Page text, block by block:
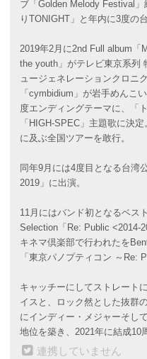
ブ「Golden Melody Festival
りTONIGHT」と年内に3度の
2019年2月に2nd Full album「
the youth」がテレビ東京系列
ュージェネレーションクロニ
「cymbidium」が岩手めんこ
度エンディングテーマに、「
「HIGH-SPEC」主題歌に決
に及ぶ全国ツアーを敢行。
同年9月には4度目となる台湾
2019」に出演。
11月にはバンド初となるベス
Selection「Re: Public <2014-
キネマ倶楽部で行われたを
「東京パノプティコン ～Re:
キャッチーにしてストレート
イスと、ロック然とした抜群
にインディー・メジャーそし
地位を築き、2021年に結成10
連携していません